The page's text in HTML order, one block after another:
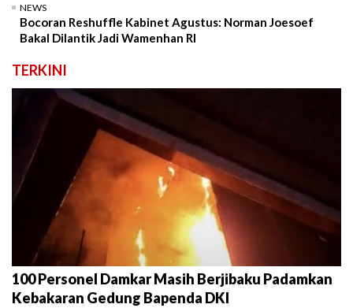
NEWS
Bocoran Reshuffle Kabinet Agustus: Norman Joesoef
Bakal Dilantik Jadi Wamenhan RI
TERKINI
100 Personel Damkar Masih Berjibaku Padamkan
Kebakaran Gedung Bapenda DKI